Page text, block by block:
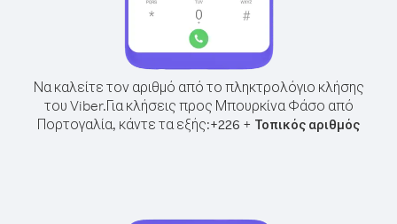
Να καλείτε τον αριθμό από το πληκτρολόγιο κλήσης
του Viber.Για κλήσεις προς Μπουρκίνα Φάσο από
Πορτογαλία, κάντε τα εξής:+226 + Τοπικός αριθμός